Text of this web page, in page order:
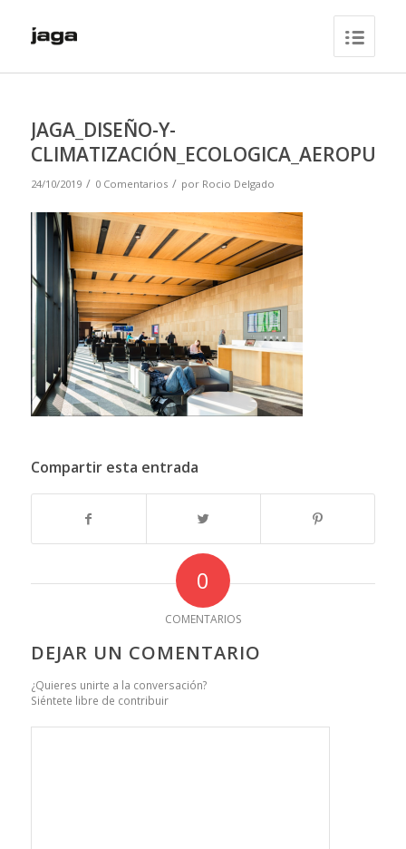
JAGA_DISEÑO-Y-
24/10/2019 / 0 Comentarios / por Rocio Delgado
Compartir esta entrada
0
COMENTARIOS
DEJAR UN COMENTARIO
¿Quieres unirte a la conversación?
Siéntete libre de contribuir